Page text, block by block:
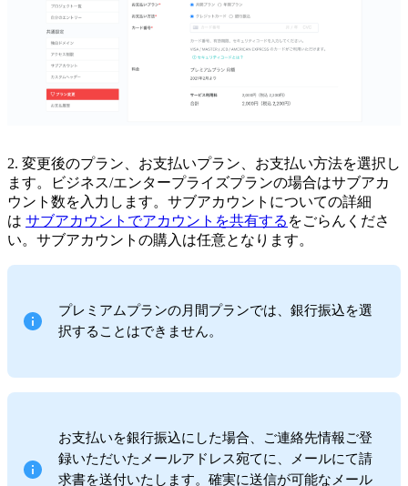
2. 変更後のプラン、お支払いプラン、お支払い方法を選択し
ます。ビジネス/エンタープライズプランの場合はサブアカ
ウント数を入力します。サブアカウントについての詳細
は サブアカウントでアカウントを共有する をごらんくださ
い。サブアカウントの購入は任意となります。
プレミアムプランの月間プランでは、銀行振込を選
択することはできません。
お支払いを銀行振込にした場合、ご連絡先情報ご登
録いただいたメールアドレス宛てに、メールにて請
求書を送付いたします。確実に送信が可能なメール